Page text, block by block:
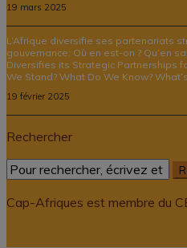
19 mars 2025
L’Afrique diversifie ses partenariats
gouvernance: Où en est-on ? Qu’en
Diversifies its Strategic Partnerships
We Stand? What Do We Know?
19 février 2025
Rechercher
Cap-Afriques est membre du